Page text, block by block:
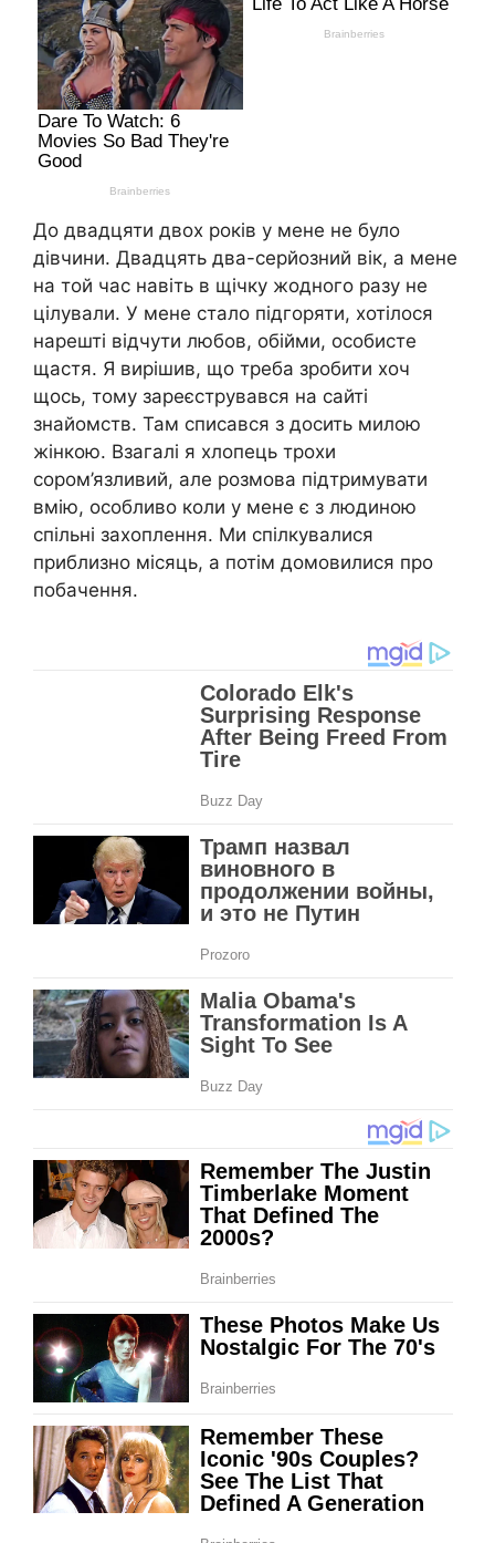
До двадцяти двох років у мене не було
дівчини. Двадцять два-серйозний вік, а мене
на той час навіть в щічку жодного разу не
цілували. У мене стало підгоряти, хотілося
нарешті відчути любов, обійми, особисте
щастя. Я вирішив, що треба зробити хоч
щось, тому зареєструвався на сайті
знайомств. Там списався з досить милою
жінкою. Взагалі я хлопець трохи
сором’язливий, але розмова підтримувати
вмію, особливо коли у мене є з людиною
спільні захоплення. Ми спілкувалися
приблизно місяць, а потім домовилися про
побачення.